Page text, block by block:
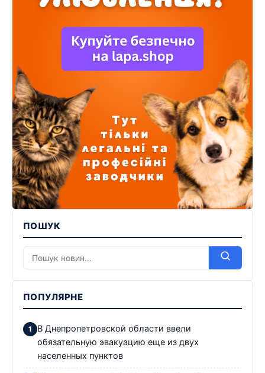
ПОШУК
ПОПУЛЯРНЕ
В Днепропетровской области ввели
обязательную эвакуацию еще из двух
населенных пунктов